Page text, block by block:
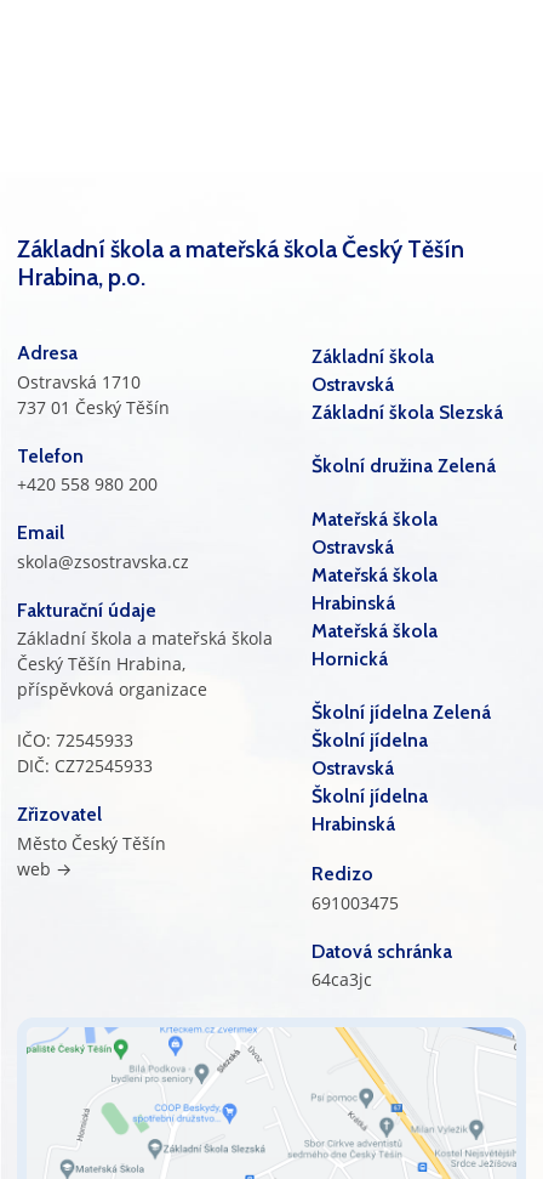
Základní škola a mateřská škola Český Těšín
Hrabina, p.o.
Adresa
Ostravská 1710
737 01 Český Těšín
Telefon
+420 558 980 200
Email
skola@zsostravska.cz
Fakturační údaje
Základní škola a mateřská škola
Český Těšín Hrabina,
příspěvková organizace
IČO: 72545933
DIČ: CZ72545933
Zřizovatel
Město Český Těšín
web →
Základní škola
Ostravská
Základní škola Slezská
Školní družina Zelená
Mateřská škola
Ostravská
Mateřská škola
Hrabinská
Mateřská škola
Hornická
Školní jídelna Zelená
Školní jídelna
Ostravská
Školní jídelna
Hrabinská
Redizo
691003475
Datová schránka
64ca3jc